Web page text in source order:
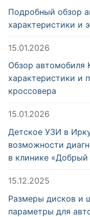
Подробный обзор
характеристики и
15.01.2026
Обзор автомобиля
характеристики и
кроссовера
15.01.2026
Детское УЗИ в
возможности
в клинике «Добрый
15.12.2025
Размеры дисков и
параметры для